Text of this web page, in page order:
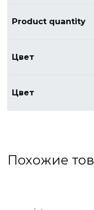
Product quantity
Цвет
Цвет
Похожие